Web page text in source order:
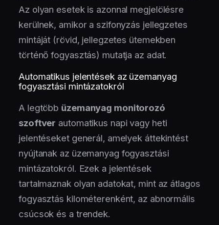
Az olyan esetek is azonnal megjelölésre
kerülnek, amikor a szifonyzás jellegzetes
mintáját (rövid, jellegzetes ütemekben
történő fogyasztás) mutatja az adat.
Automatikus jelentések az üzemanyag
fogyasztási mintázatokról
A legtöbb üzemanyag monitorozó
szoftver automatikus napi vagy heti
jelentéseket generál, amelyek áttekintést
nyújtanak az üzemanyag fogyasztási
mintázatokról. Ezek a jelentések
tartalmaznak olyan adatokat, mint az átlagos
fogyasztás kilométerenként, az abnormális
csúcsok és a trendek.